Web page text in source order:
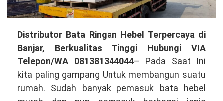
Distributor
Bata
Ringan
Hebel
Terpercaya
Distributor Bata Ringan Hebel Terpercaya di
Banjar, Berkualitas Tinggi Hubungi VIA
Telepon/WA 081381344044– Pada Saat Ini
kita paling gampang Untuk membangun suatu
rumah. Sudah banyak pemasuk bata hebel